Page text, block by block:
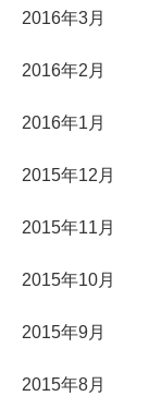
2016年3月
2016年2月
2016年1月
2015年12月
2015年11月
2015年10月
2015年9月
2015年8月